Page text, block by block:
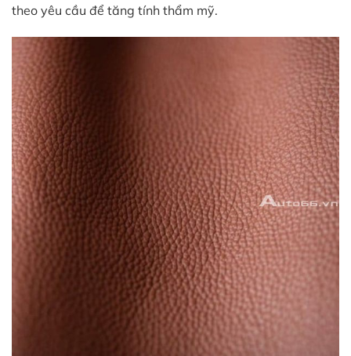
theo yêu cầu để tăng tính thẩm mỹ.